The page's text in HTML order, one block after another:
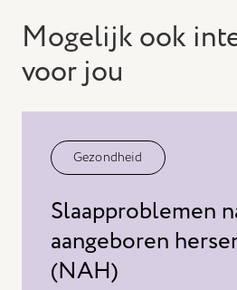
Mogelijk ook
voor jou
Gezondheid
Slaapproblemen
aangeboren
(NAH)